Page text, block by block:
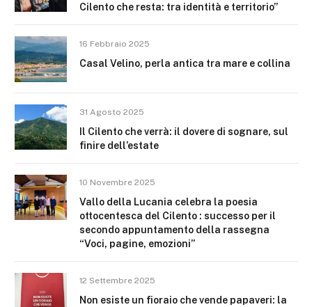
Cilento che resta: tra identità e territorio”
16 Febbraio 2025
Casal Velino, perla antica tra mare e collina
31 Agosto 2025
Il Cilento che verrà: il dovere di sognare, sul
finire dell’estate
10 Novembre 2025
Vallo della Lucania celebra la poesia
ottocentesca del Cilento : successo per il
secondo appuntamento della rassegna
“Voci, pagine, emozioni”
12 Settembre 2025
Non esiste un fioraio che vende papaveri: la